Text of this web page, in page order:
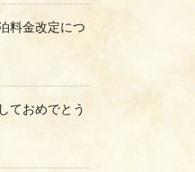
料金改定につ
ておめでとう